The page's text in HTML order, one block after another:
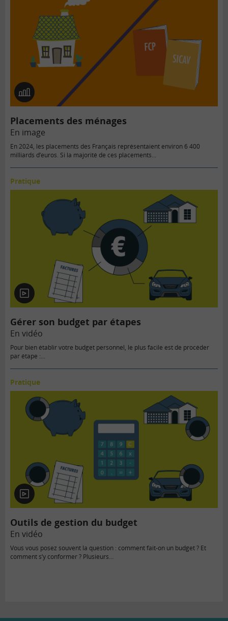
En
image
Placements des ménages
En image
En 2024, les placements des Français représentaient environ 6 400
milliards d’euros. Si la majorité de ces placements…
Pratique
En
vidéo
Gérer son budget par étapes
En vidéo
Pour bien établir votre budget personnel, le plus facile est de procéder
par étape :...
Pratique
En
vidéo
Outils de gestion du budget
En vidéo
Vous vous posez souvent la question : comment fait-on un budget ? Et
comment s’y conformer ? Plusieurs…